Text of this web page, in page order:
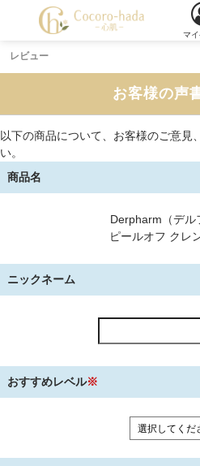
レビュー
マ
お客様の声
以下の商品について、お客様のご意見
い。
商品名
Derpharm（デル
ピールオフ クレ
ニックネーム
おすすめレベル※